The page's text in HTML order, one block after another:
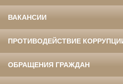
ВАКАНСИИ
ПРОТИВОДЕЙСТВИЕ
ОБРАЩЕНИЯ ГРАЖДАН